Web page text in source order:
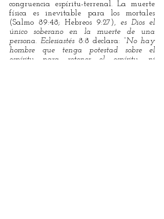
congruencia espíritu-terrenal. La muerte
física es inevitable para los mortales
(Salmo 89:48; Hebreos 9:27), es Dios el
único soberano en la muerte de una
persona. Eclesiastés 8:8 declara: “No hay
hombre que tenga potestad sobre el
espíritu para retener el espíritu, ni